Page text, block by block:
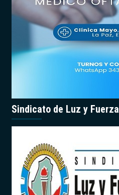
Sindicato de Luz y Fuerza